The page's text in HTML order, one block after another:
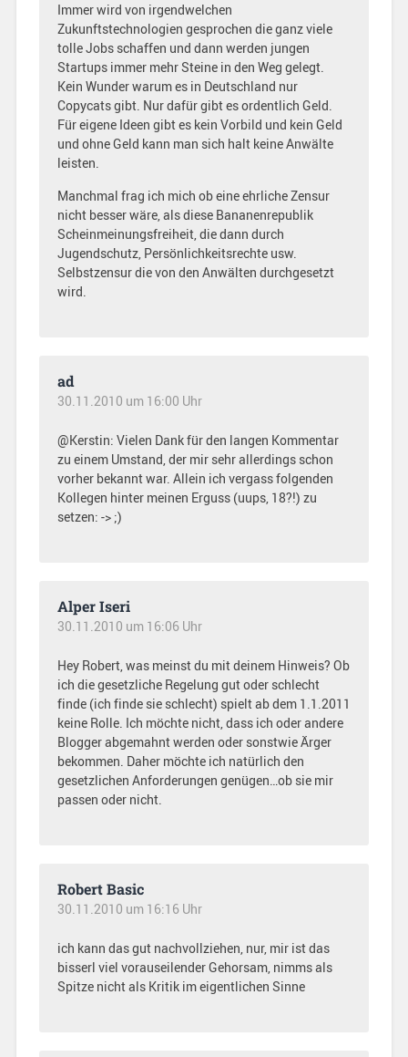
Immer wird von irgendwelchen
Zukunftstechnologien gesprochen die ganz viele
tolle Jobs schaffen und dann werden jungen
Startups immer mehr Steine in den Weg gelegt.
Kein Wunder warum es in Deutschland nur
Copycats gibt. Nur dafür gibt es ordentlich Geld.
Für eigene Ideen gibt es kein Vorbild und kein Geld
und ohne Geld kann man sich halt keine Anwälte
leisten.
Manchmal frag ich mich ob eine ehrliche Zensur
nicht besser wäre, als diese Bananenrepublik
Scheinmeinungsfreiheit, die dann durch
Jugendschutz, Persönlichkeitsrechte usw.
Selbstzensur die von den Anwälten durchgesetzt
wird.
ad
30.11.2010 um 16:00 Uhr
@Kerstin: Vielen Dank für den langen Kommentar
zu einem Umstand, der mir sehr allerdings schon
vorher bekannt war. Allein ich vergass folgenden
Kollegen hinter meinen Erguss (uups, 18?!) zu
setzen: -> ;)
Alper Iseri
30.11.2010 um 16:06 Uhr
Hey Robert, was meinst du mit deinem Hinweis? Ob
ich die gesetzliche Regelung gut oder schlecht
finde (ich finde sie schlecht) spielt ab dem 1.1.2011
keine Rolle. Ich möchte nicht, dass ich oder andere
Blogger abgemahnt werden oder sonstwie Ärger
bekommen. Daher möchte ich natürlich den
gesetzlichen Anforderungen genügen…ob sie mir
passen oder nicht.
Robert Basic
30.11.2010 um 16:16 Uhr
ich kann das gut nachvollziehen, nur, mir ist das
bisserl viel vorauseilender Gehorsam, nimms als
Spitze nicht als Kritik im eigentlichen Sinne